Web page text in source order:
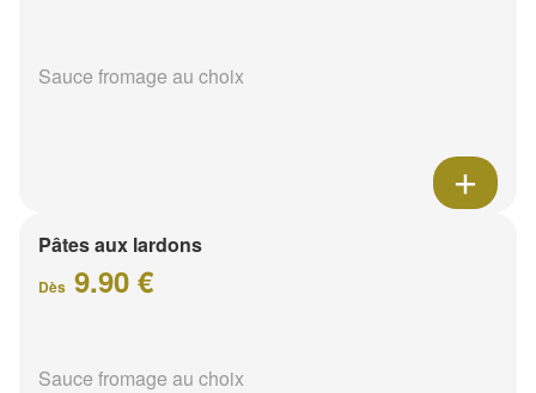
Sauce fromage au choix
Pâtes aux lardons
Dès 9.90 €
Sauce fromage au choix